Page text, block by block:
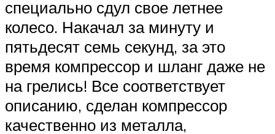
специально сдул свое летнее
колесо. Накачал за минуту и
пятьдесят семь секунд, за это
время компрессор и шланг даже не
на грелись! Все соответствует
описанию, сделан компрессор
качественно из металла,